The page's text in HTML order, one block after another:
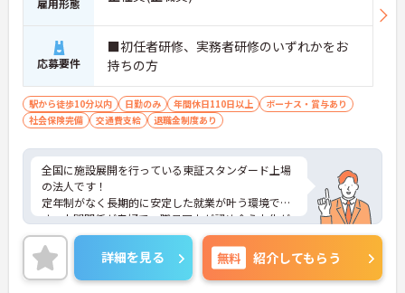
雇用形態
応募要件
■初任者研修、実務者研修のいずれかをお
持ちの方
駅から徒歩10分以内 日勤のみ 年間休日110日以上
ボーナス・賞与あり
社会保険完備
交通費支給 退職金制度あり
全国に施設展開を行っている東証スタンダード上場
の法人です！
定年制がなく長期的に安定した就業が叶う環境で
す。人間関係が良好で、職員同士が認め合う文化が
根付いています。
ご興味のある方には、面接対策ポイントなど、さら
に詳細をご案内しますのでお気軽にご相談くださ
い！
詳細を見る 無料 紹介してもらう